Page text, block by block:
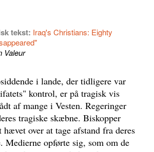
tekst: Iraq's Christians: Eighty
Valeur
i lande, der tidligere var
kontrol, er på tragisk vis
af mange i Vesten. Regeringer
tragiske skæbne. Biskopper
over at tage afstand fra deres
Medierne opførte sig, som om de